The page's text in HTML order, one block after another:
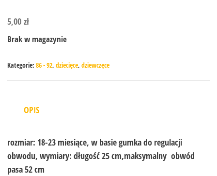
5,00 zł
Brak w magazynie
Kategorie: 86 - 92, dziecięce, dziewczęce
OPIS
rozmiar: 18-23 miesiące, w basie gumka do regulacji
obwodu, wymiary: długość 25 cm,maksymalny obwód
pasa 52 cm